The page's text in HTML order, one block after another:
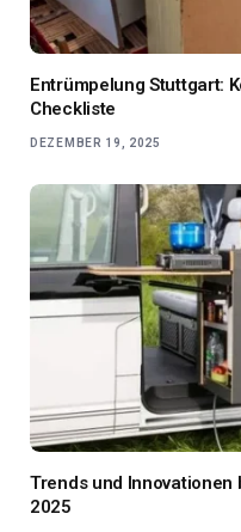
Entrümpelung Stuttgart:
Checkliste
DEZEMBER 19, 2025
Trends und Innovationen
2025